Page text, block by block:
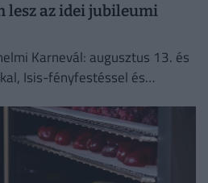
lesz az idei jubileumi
Karnevál: augusztus 13. és
Isis-fényfestéssel és